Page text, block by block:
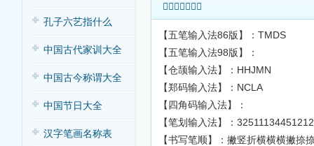
孔子六艺指什么
中国古代家训大全
中国古今称谓大全
中国节日大全
汉字笔画名称表
𨊎字输入法查询
【五笔输入法86版】：TMDS
【五笔输入法98版】：
【仓颉输入法】：HHJMN
【郑码输入法】：NCLA
【四角码输入法】：
【笔划输入法】：
【书写笔顺】：撇竖折横横横撇捺